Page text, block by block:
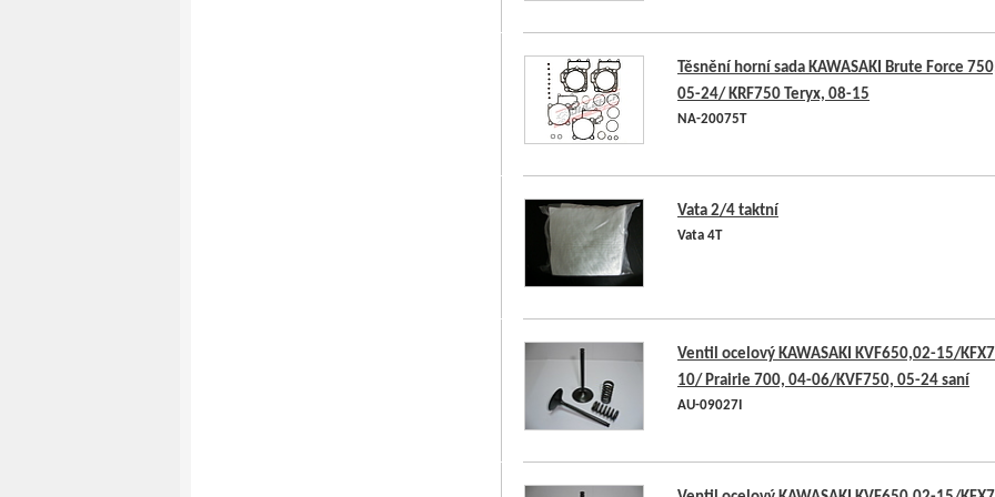
Těsnění horní sada KAWASAKI Brute Force
05-24/ KRF750 Teryx, 08-15
NA-20075T
Vata 2/4 taktní
Vata 4T
Ventil ocelový KAWASAKI KVF650,02-15/
10/ Prairie 700, 04-06/KVF750, 05-24 saní
AU-09027I